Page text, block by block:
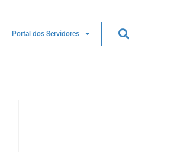
Portal dos Servidores